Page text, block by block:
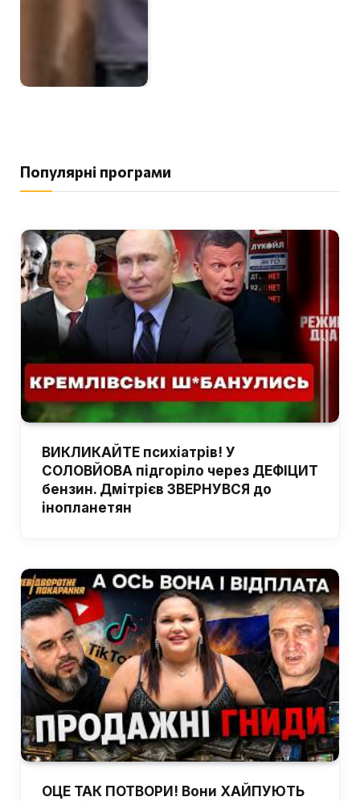
Популярні програми
ВИКЛИКАЙТЕ психіатрів! У
СОЛОВЙОВА підгоріло через ДЕФІЦИТ
бензин. Дмітрієв ЗВЕРНУВСЯ до
інопланетян
ОЦЕ ТАК ПОТВОРИ! Вони ХАЙПУЮТЬ